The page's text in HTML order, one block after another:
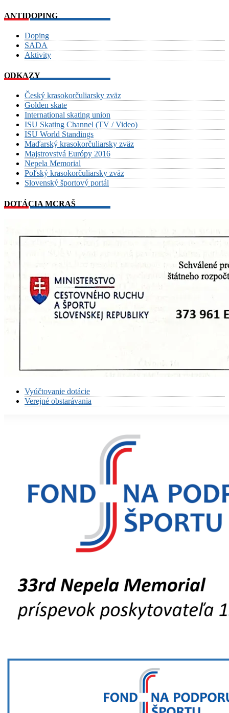
ANTIDOPING
Doping
SADA
Aktivity
ODKAZY
Český krasokorčuliarsky zväz
Golden skate
International skating union
ISU Skating Channel (TV / Video)
ISU World Standings
Maďarský krasokorčuliarsky zväz
Majstrovstvá Európy 2016
Nepela Memorial
Poľský krasokorčuliarsky zväz
Slovenský športový portál
DOTÁCIA MCRAŠ
Vyúčtovanie dotácie
Verejné obstarávania